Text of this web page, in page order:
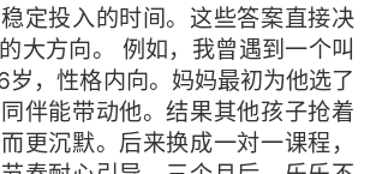
定投入的时间。这些答案直接决
大方向。 例如，我曾遇到一个叫
岁，性格内向。妈妈最初为他选了
伴能带动他。结果其他孩子抢着
更沉默。后来换成一対一课程，